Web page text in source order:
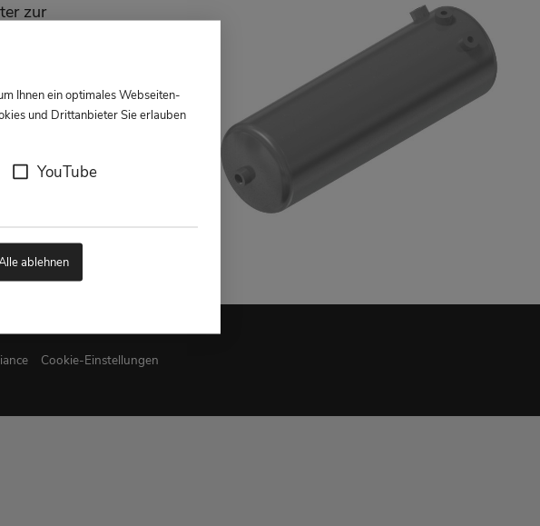
Ihnen ein optimales Webseiten-
und Drittanbieter Sie erlauben
YouTube
ablehnen
zur
Cookie-Einstellungen